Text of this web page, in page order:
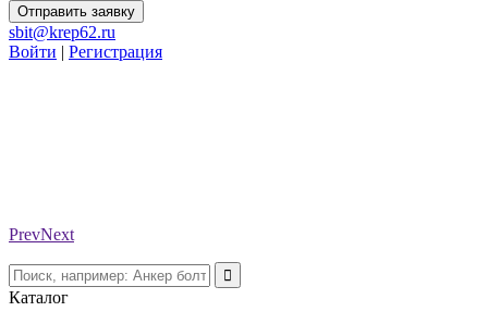
Отправить заявку
sbit@krep62.ru
Войти | Регистрация
PrevNext
Каталог